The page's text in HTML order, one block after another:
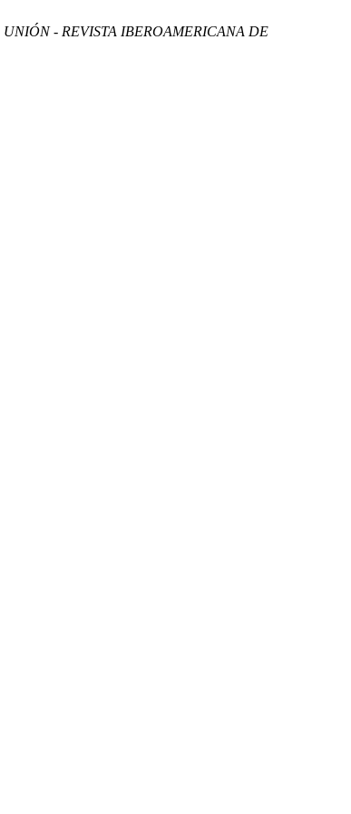
UNIÓN - REVISTA IBEROAMERICANA DE